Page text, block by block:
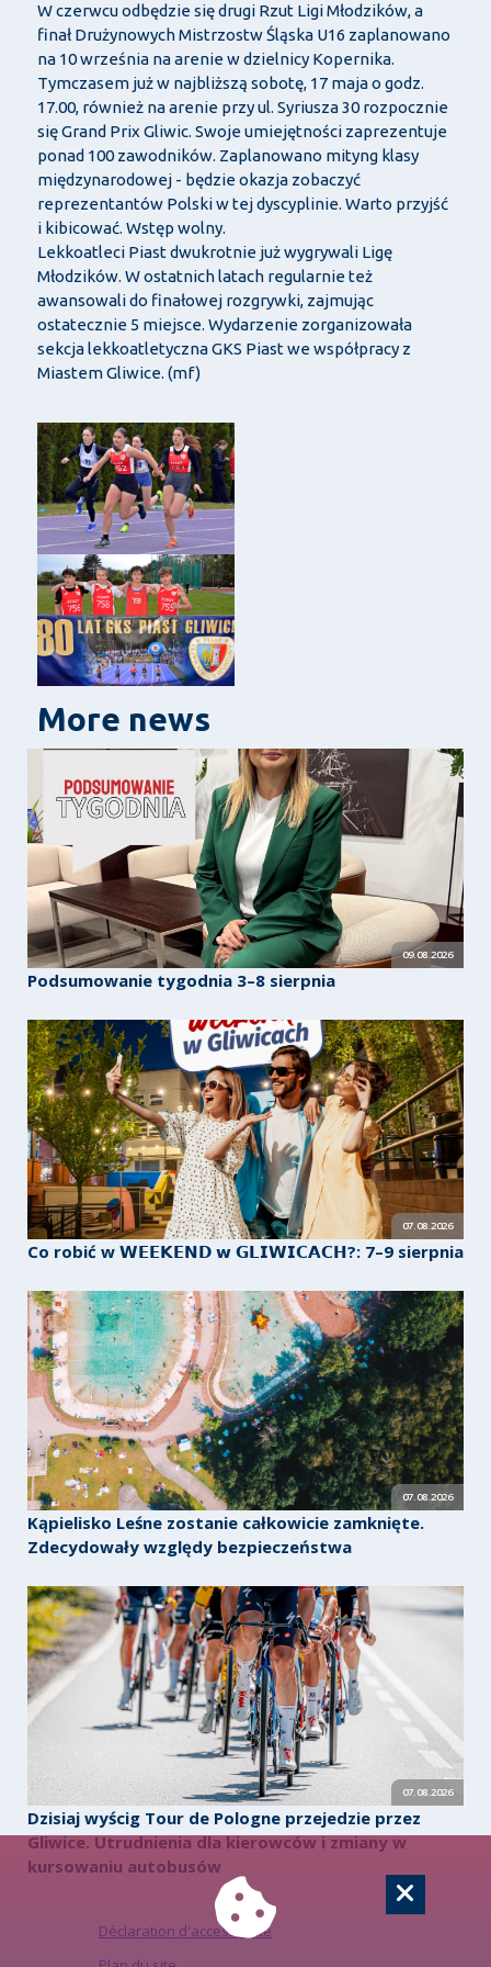
W czerwcu odbędzie się drugi Rzut Ligi Młodzików, a
finał Drużynowych Mistrzostw Śląska U16 zaplanowano
na 10 września na arenie w dzielnicy Kopernika.
Tymczasem już w najbliższą sobotę, 17 maja o godz.
17.00, również na arenie przy ul. Syriusza 30 rozpocznie
się Grand Prix Gliwic. Swoje umiejętności zaprezentuje
ponad 100 zawodników. Zaplanowano mityng klasy
międzynarodowej - będzie okazja zobaczyć
reprezentantów Polski w tej dyscyplinie. Warto przyjść
i kibicować. Wstęp wolny.
Lekkoatleci Piast dwukrotnie już wygrywali Ligę
Młodzików. W ostatnich latach regularnie też
awansowali do finałowej rozgrywki, zajmując
ostatecznie 5 miejsce. Wydarzenie zorganizowała
sekcja lekkoatletyczna GKS Piast we współpracy z
Miastem Gliwice. (mf)
More news
09.08.2026
Podsumowanie tygodnia 3–8 sierpnia
07.08.2026
Co robić w 𝗪𝗘𝗘𝗞𝗘𝗡𝗗 𝘄 𝗚𝗟𝗜𝗪𝗜𝗖𝗔𝗖𝗛?: 7–9 sierpnia
07.08.2026
Kąpielisko Leśne zostanie całkowicie zamknięte.
Zdecydowały względy bezpieczeństwa
07.08.2026
Dzisiaj wyścig Tour de Pologne przejedzie przez
Gliwice. Utrudnienia dla kierowców i zmiany w
kursowaniu autobusów
Déclaration d'accessibilité